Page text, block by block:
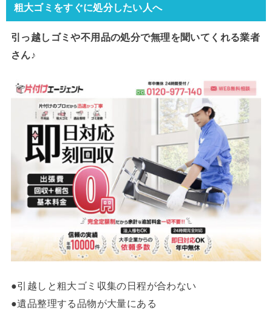
粗大ゴミをすぐに処分したい人へ
引っ越しゴミや不用品の処分で無理を聞いてくれる業者
さん♪
●引越しと粗大ゴミ収集の日程が合わない
●遺品整理する品物が大量にある